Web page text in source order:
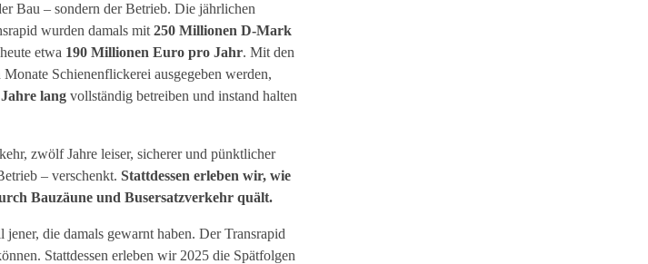
Bau – sondern der Betrieb. Die jährlichen
wurden damals mit 250 Millionen D-Mark
etwa 190 Millionen Euro pro Jahr. Mit den
Schienenflickerei ausgegeben werden,
lang vollständig betreiben und instand halten
zwölf Jahre leiser, sicherer und pünktlicher
– verschenkt. Stattdessen erleben wir, wie
Bauzäune und Busersatzverkehr quält.
die damals gewarnt haben. Der Transrapid
Stattdessen erleben wir 2025 die Spätfolgen